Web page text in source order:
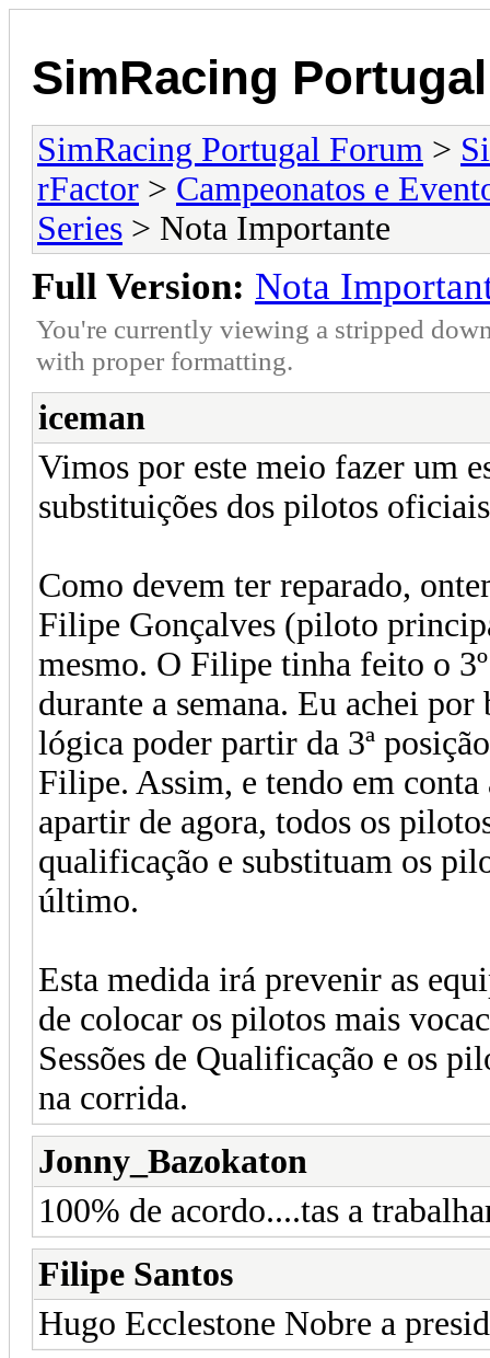
SimRacing
SimRacing Portugal Forum >
rFactor > Campeonatos e
Series > Nota Importante
Full Version: Nota
You're currently viewing a stripped
with proper formatting.
iceman
Vimos por este meio fazer um
substituições dos pilotos
Como devem ter reparado,
Filipe Gonçalves (piloto
mesmo. O Filipe tinha feito o
durante a semana. Eu achei
lógica poder partir da 3ª
Filipe. Assim, e tendo em
apartir de agora, todos os
qualificação e substituam os
último.
Esta medida irá prevenir as
de colocar os pilotos mais
Sessões de Qualificação e os
na corrida.
Jonny_Bazokaton
100% de acordo....tas a
Filipe Santos
Hugo Ecclestone Nobre a